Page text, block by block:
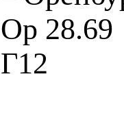
Ор 28.69
Г12